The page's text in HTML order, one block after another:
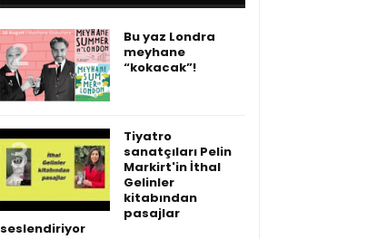
Bu yaz Londra
meyhane
“kokacak”!
Tiyatro
sanatçıları Pelin
Markirt'in İthal
Gelinler
kitabından
pasajlar
seslendiriyor